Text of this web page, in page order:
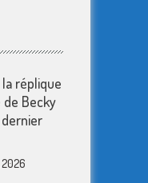
réplique
Becky
2026